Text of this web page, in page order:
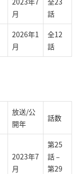
月
話
2026年1
月
全12
話
放送/公
開年
話数
2023年7
月
第25
話 –
第29